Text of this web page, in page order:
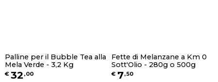
Palline per il Bubble Tea alla
Mela Verde - 3,2 Kg
€ 32 ,00
Fette di Melanzane a Km 0
Sott'Olio - 280g o 500g
€ 7,50